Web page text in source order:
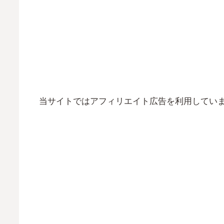
当サイトではアフィリエイト広告を利用してい